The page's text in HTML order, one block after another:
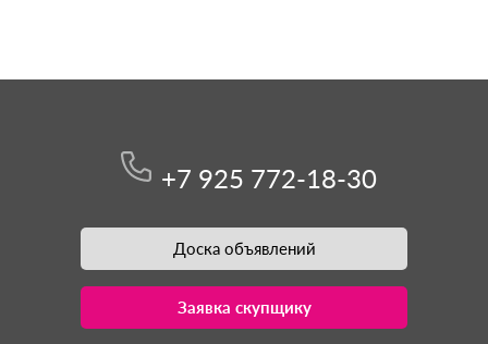
+7 925 772-18-30
Доска объявлений
Заявка скупщику